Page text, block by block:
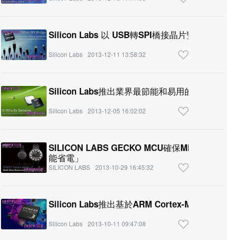
Silicon Labs 以 USB轉SPI橋接晶片豐富智慧
Silicon Labs 2013-12-11 13:58:32
Silicon Labs推出業界最節能和易用的濕度感
Silicon Labs 2013-12-05 16:02:02
SILICON LABS GECKO MCU確保MISFIT
能省電」
SILICON LABS 2013-10-29 16:45:32
Silicon Labs推出基於ARM Cortex-M0+核心
Silicon Labs 2013-10-11 09:47:08